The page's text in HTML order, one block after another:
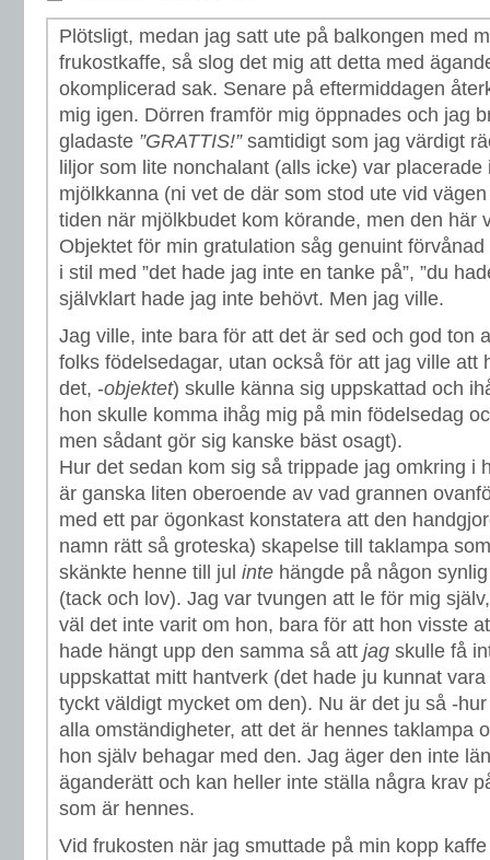
Plötsligt, medan jag satt ute på balkongen med
frukostkaffe, så slog det mig att detta med
okomplicerad sak. Senare på eftermiddagen
mig igen. Dörren framför mig öppnades och jag
gladaste ”GRATTIS!”samtidigt som jag värdigt
liljor som lite nonchalant (alls icke) var
mjölkkanna (ni vet de där som stod ute vid
tiden när mjölkbudet kom körande, men den här
Objektet för min gratulation såg genuint
i stil med ”det hade jag inte en tanke på”, ”du
självklart hade jag inte behövt. Men jag ville.
Jag ville, inte bara för att det är sed och god ton
folks födelsedagar, utan också för att jag ville att
det, -objektet) skulle känna sig uppskattad och
hon skulle komma ihåg mig på min födelsedag
men sådant gör sig kanske bäst osagt).
Hur det sedan kom sig så trippade jag omkring i
är ganska liten oberoende av vad grannen
med ett par ögonkast konstatera att den
namn rätt så groteska) skapelse till taklampa
skänkte henne till jul inte hängde på någon
(tack och lov). Jag var tvungen att le för mig
väl det inte varit om hon, bara för att hon visste
hade hängt upp den samma så att jag skulle få
uppskattat mitt hantverk (det hade ju kunnat
tyckt väldigt mycket om den). Nu är det ju så -
alla omständigheter, att det är hennes taklampa
hon själv behagar med den. Jag äger den inte
äganderätt och kan heller inte ställa några krav
som är hennes.
Vid frukosten när jag smuttade på min kopp